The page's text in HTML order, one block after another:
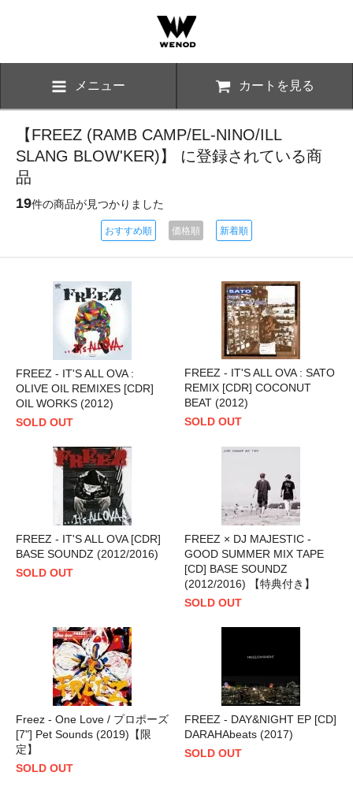
メニュー カートを見る
【FREEZ (RAMB CAMP/EL-NINO/ILL
SLANG BLOW'KER)】 に登録されている商
品
19件の商品が見つかりました
おすすめ順 価格順 新着順
FREEZ - IT'S ALL OVA :
OLIVE OIL REMIXES [CDR]
OIL WORKS (2012)
SOLD OUT
FREEZ - IT'S ALL OVA : SATO
REMIX [CDR] COCONUT
BEAT (2012)
SOLD OUT
FREEZ - IT'S ALL OVA [CDR]
BASE SOUNDZ (2012/2016)
SOLD OUT
FREEZ × DJ MAJESTIC -
GOOD SUMMER MIX TAPE
[CD] BASE SOUNDZ
(2012/2016) 【特典付き】
SOLD OUT
Freez - One Love / プロポーズ
[7"] Pet Sounds (2019)【限
定】
SOLD OUT
FREEZ - DAY&NIGHT EP [CD]
DARAHAbeats (2017)
SOLD OUT